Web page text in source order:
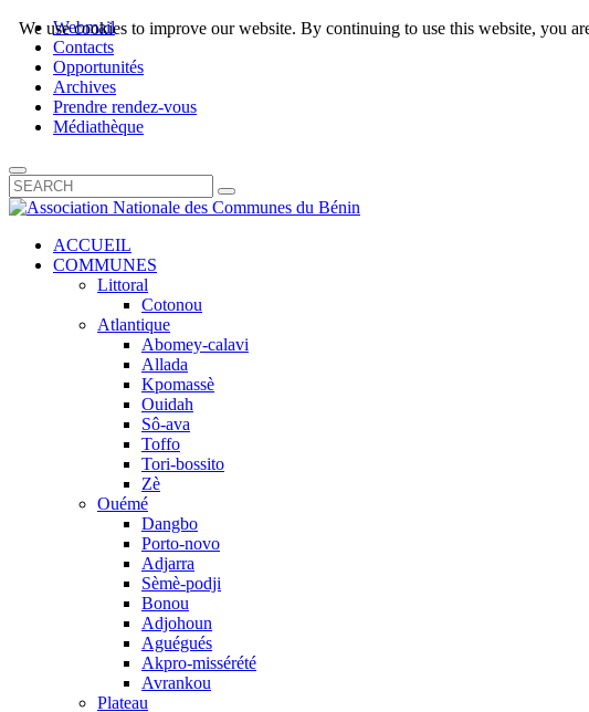
Webmail
Contacts
Opportunités
Archives
Prendre rendez-vous
Médiathèque
ACCUEIL
COMMUNES
Littoral
Cotonou
Atlantique
Abomey-calavi
Allada
Kpomassè
Ouidah
Sô-ava
Toffo
Tori-bossito
Zè
Ouémé
Dangbo
Porto-novo
Adjarra
Sèmè-podji
Bonou
Adjohoun
Aguégués
Akpro-missérété
Avrankou
Plateau
We use cookies to improve our website. By continuing to use this website, you